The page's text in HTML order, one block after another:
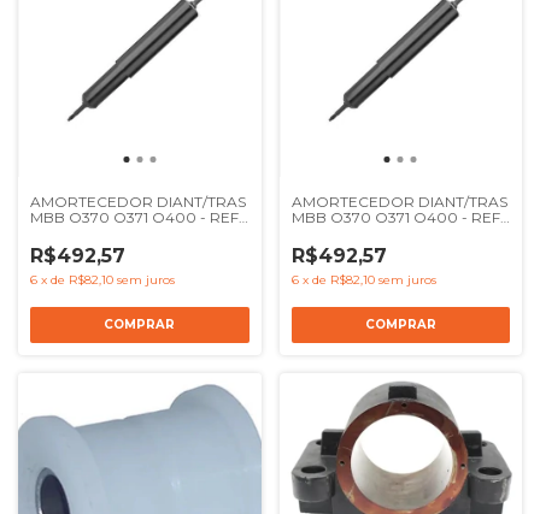
AMORTECEDOR DIANT/TRAS
MBB O370 O371 O400 - REF
R$492,57
6 x de R$82,10 sem juros
AMORTECEDOR DIANT/TRAS
MBB O370 O371 O400 - REF
R$492,57
6 x de R$82,10 sem juros